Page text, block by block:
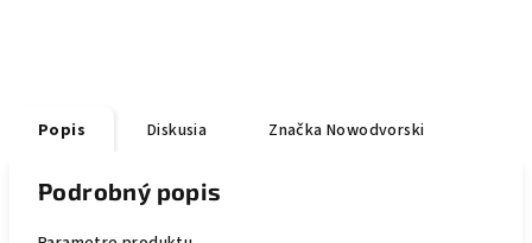
Popis Diskusia Značka Nowodvorski
Podrobný popis